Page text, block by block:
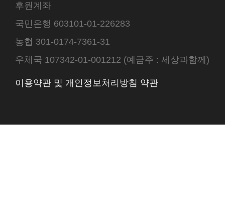
후원계좌
국민은행 603101-01-226283
농협 301-0174-7361-31
우체국 107342-01-001212 (예금주 : 세상과함께)
이용약관 및 개인정보처리방침 약관